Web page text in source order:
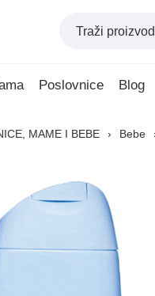
Poslovnice Blog
MAME I BEBE Bebe